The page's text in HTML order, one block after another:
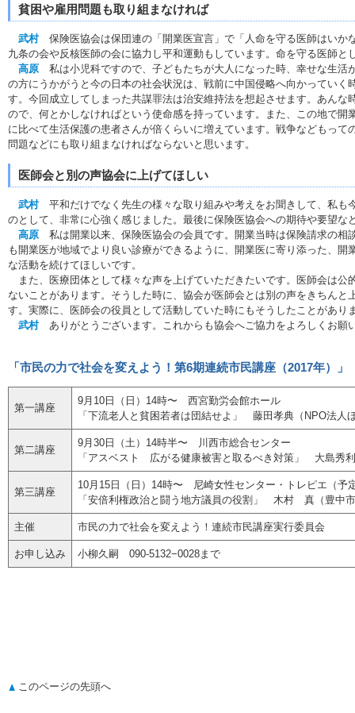
貧困や雇用問題も取り組まなければ
武村保険医協会は保団連の「開業医宣言」で「人命を守る医師はいか
九条の会や反核医師の会に協力し平和運動もしています。命を守る医師と
高原 私は小児科ですので、子どもたちが大人になった時、幸せな生活
の方にうかがうと今の日本の社会状況は、戦前に中国侵略へ向かっていく
す。今回成立してしまった共謀罪法は治安維持法を想起させます。あんな
ので、何とかしなければという使命感を持っています。また、この地で開
に比べて生活保護の患者さんが倍くらいに増えています。戦争などもって
問題などにも取り組まなければならないと思います。
医師会と別の声協会に上げてほしい
武村平和だけでなく先生の様々な取り組みや考えをお聞きして、私も
のとして、非常に心強く感じました。最後に保険医協会への期待や要望な
高原 私は開業以来、保険医協会の会員です。開業当時は保険請求の相
も開業医が地域でより良い診療ができるように、開業医に寄り添った、開
な活動を続けてほしいです。
また、医療団体として様々な声を上げていただきたいです。医師会は公
ないことがあります。そうした時に、協会が医師会とは別の声をきちんと
す。実際に、医師会の役員として活動していた時にもそうしたことがあり
武村ありがとうございます。これからも協会へご協力をよろしくお願
「市民の力で社会を変えよう！第6期連続市民講座（2017年）」
第一講座
9月10日（日）14時〜 西宮勤労会館ホール
「下流老人と貧困若者は団結せよ」 藤田孝典（NPO法人
第二講座
9月30日（土）14時半〜 川西市総合センター
「アスベスト 広がる健康被害と取るべき対策」 大島秀
第三講座
10月15日（日）14時〜 尼崎女性センター・トレピエ（予
「安倍利権政治と闘う地方議員の役割」 木村 真（豊中
主催 市民の力で社会を変えよう！連続市民講座実行委員会
お申し込み 小柳久嗣 090-5132−0028まで
このページの先頭へ